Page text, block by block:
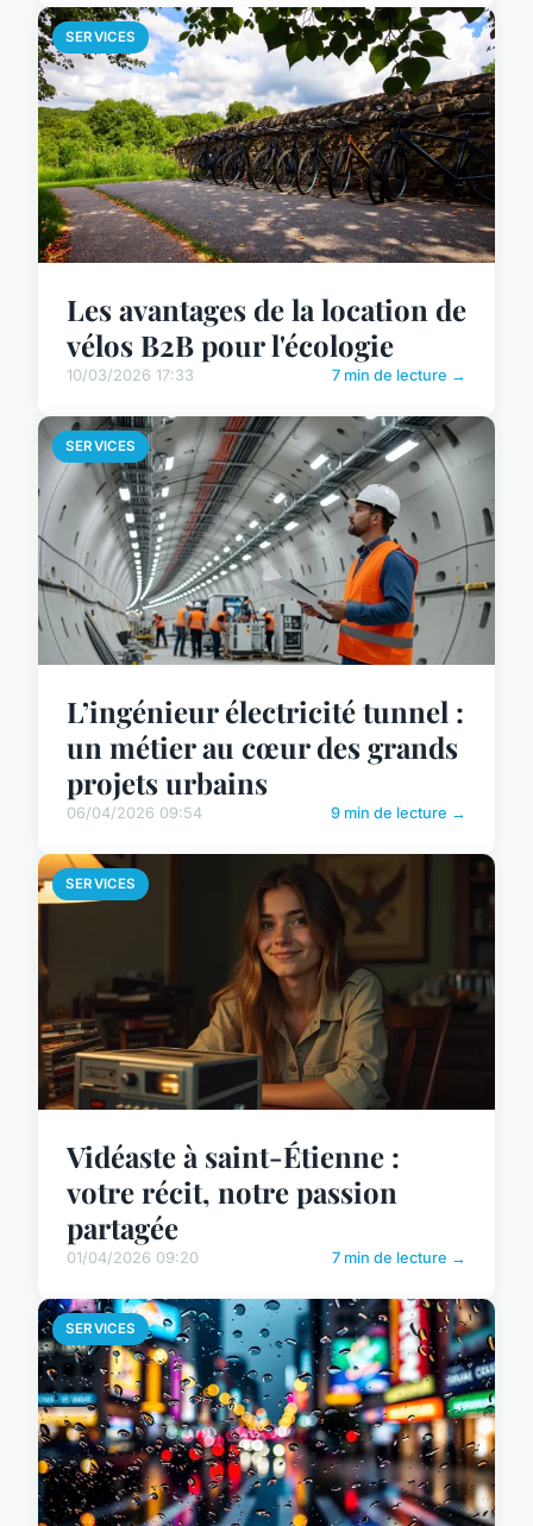
SERVICES
Les avantages de la location de
vélos B2B pour l'écologie
10/03/2026 17:33 7 min de lecture →
SERVICES
L’ingénieur électricité tunnel :
un métier au cœur des grands
projets urbains
06/04/2026 09:54 9 min de lecture →
SERVICES
Vidéaste à saint-Étienne :
votre récit, notre passion
partagée
01/04/2026 09:20 7 min de lecture →
SERVICES